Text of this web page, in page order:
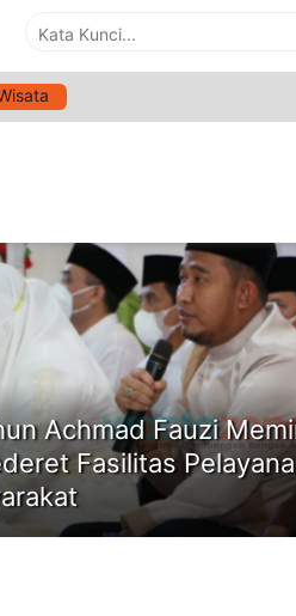
UJI KIR
Achmad Fauzi
Fasilitas